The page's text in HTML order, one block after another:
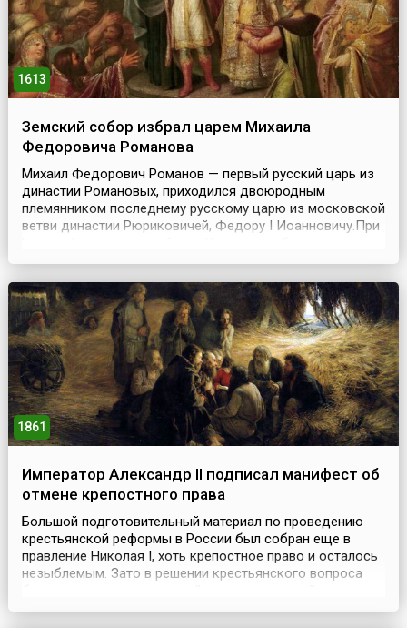
1613
Земский собор избрал царем Михаила
Федоровича Романова
Михаил Федорович Романов — первый русский царь из
династии Романовых, приходился двоюродным
племянником последнему русскому царю из московской
ветви династии Рюриковичей, Федору I Иоанновичу.При
Пришедший к власти Лжедмитрий I, доказывая свое
оставшихся в живых из членов семейства Федора и
Марфу Романо...
1861
Император Александр II подписал манифест об
отмене крепостного права
Большой подготовительный материал по проведению
крестьянской реформы в России был собран еще в
правление Николая I, хоть крепостное право и осталось
незыблемым. Зато в решении крестьянского вопроса
дальнейшем смог опереться его сын Александр